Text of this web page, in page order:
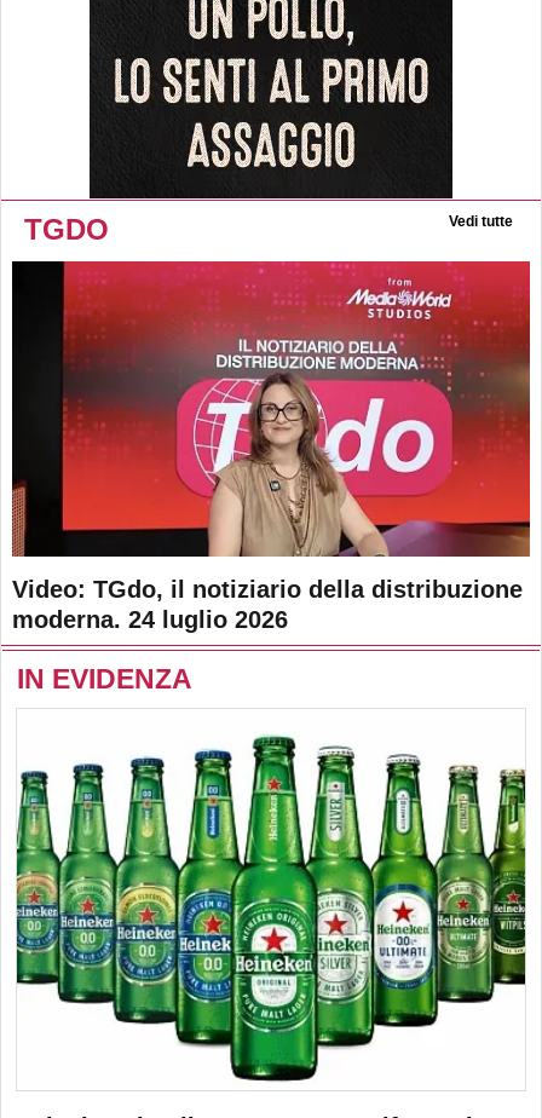
TGDO Vedi tutte
Video: TGdo, il notiziario della distribuzione
moderna. 24 luglio 2026
IN EVIDENZA